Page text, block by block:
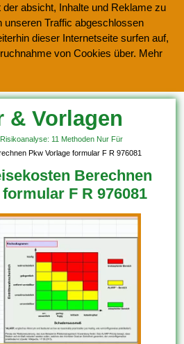
absicht, Inhalte und Reklame zu
unseren Traffic abgeschlossen
dieser Internetseite surfen auf,
von Cookies über. Mehr
& Vorlagen
11 Methoden Nur Für
Pkw Vorlage formular F R 976081
Berechnen
F R 976081